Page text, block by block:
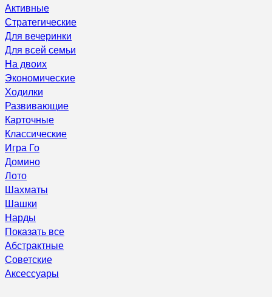
Активные
Стратегические
Для вечеринки
Для всей семьи
На двоих
Экономические
Ходилки
Развивающие
Карточные
Классические
Игра Го
Домино
Лото
Шахматы
Шашки
Нарды
Показать все
Абстрактные
Советские
Аксессуары